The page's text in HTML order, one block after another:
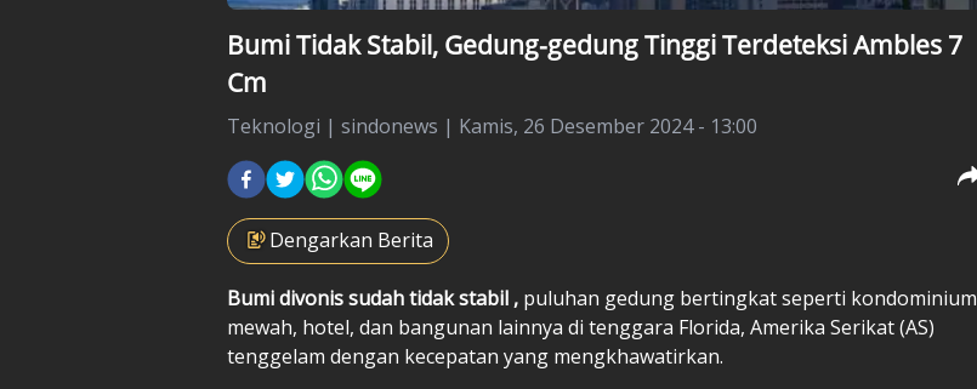
Bumi Tidak Stabil, Gedung-gedung Tinggi Terdeteksi Ambles 7
Cm
Teknologi | sindonews | Kamis, 26 Desember 2024 - 13:00
Dengarkan Berita
Bumi divonis sudah tidak stabil , puluhan gedung bertingkat seperti kondominium
mewah, hotel, dan bangunan lainnya di tenggara Florida, Amerika Serikat (AS)
tenggelam dengan kecepatan yang mengkhawatirkan.